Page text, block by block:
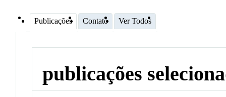
Publicações Contato Ver Todos
publicações